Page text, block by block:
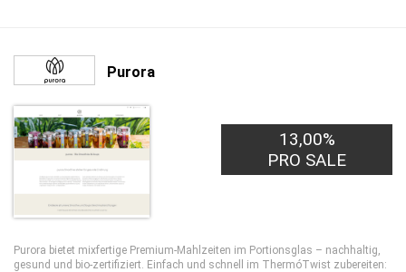
Purora
13,00%
PRO SALE
Purora bietet mixfertige Premium-Mahlzeiten im Portionsglas – nachhaltig,
gesund und bio-zertifiziert. Einfach und schnell im ThermóTwist zubereiten: